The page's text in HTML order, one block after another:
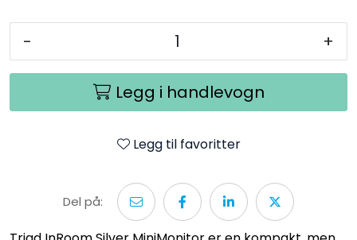
- +
Legg i handlevogn
Legg til favoritter
Del på: